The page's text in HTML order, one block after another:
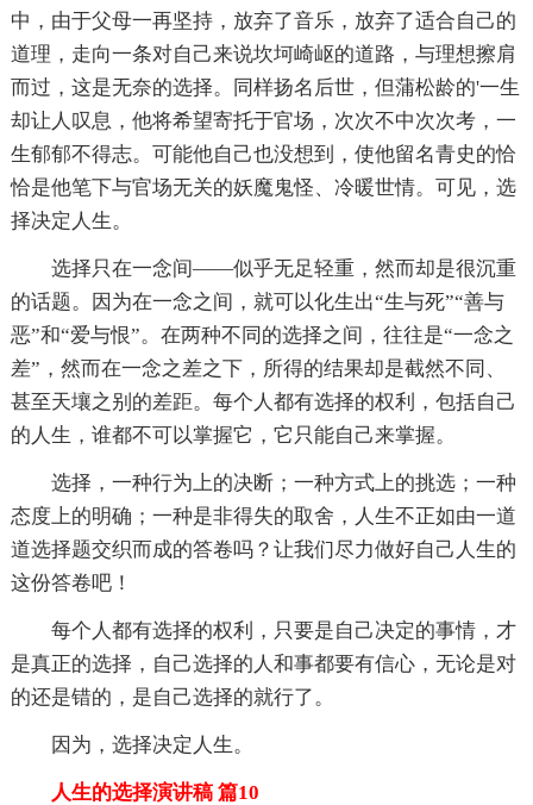
中，由于父母一再坚持，放弃了音乐，放弃了适合自己的
道理，走向一条对自己来说坎坷崎岖的道路，与理想擦肩
而过，这是无奈的选择。同样扬名后世，但蒲松龄的'一生
却让人叹息，他将希望寄托于官场，次次不中次次考，一
生郁郁不得志。可能他自己也没想到，使他留名青史的恰
恰是他笔下与官场无关的妖魔鬼怪、冷暖世情。可见，选
择决定人生。
选择只在一念间――似乎无足轻重，然而却是很沉重
的话题。因为在一念之间，就可以化生出“生与死”“善与
恶”和“爱与恨”。在两种不同的选择之间，往往是“一念之
差”，然而在一念之差之下，所得的结果却是截然不同、
甚至天壤之别的差距。每个人都有选择的权利，包括自己
的人生，谁都不可以掌握它，它只能自己来掌握。
选择，一种行为上的决断；一种方式上的挑选；一种
态度上的明确；一种是非得失的取舍，人生不正如由一道
道选择题交织而成的答卷吗？让我们尽力做好自己人生的
这份答卷吧！
每个人都有选择的权利，只要是自己决定的事情，才
是真正的选择，自己选择的人和事都要有信心，无论是对
的还是错的，是自己选择的就行了。
因为，选择决定人生。
人生的选择演讲稿 篇10